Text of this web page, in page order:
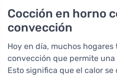
Cocción en horno
convección
Hoy en día, muchos
convección que permite
Esto significa que el calor